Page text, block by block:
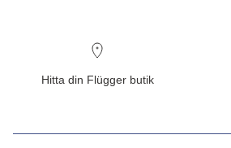
Hitta din Flügger butik